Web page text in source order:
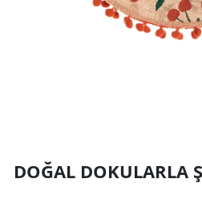
DOĞAL DOKULARLA